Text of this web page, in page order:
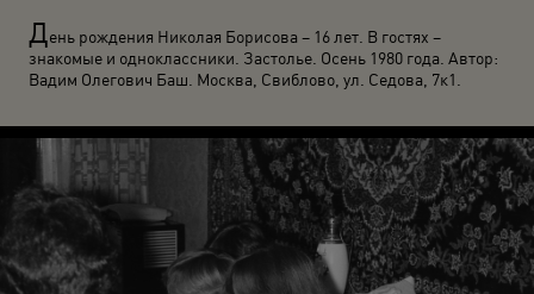
День рождения Николая Борисова – 16 лет. В гостях –
знакомые и одноклассники. Застолье. Осень 1980 года. Автор:
Вадим Олегович Баш. Москва, Свиблово, ул. Седова, 7к1.